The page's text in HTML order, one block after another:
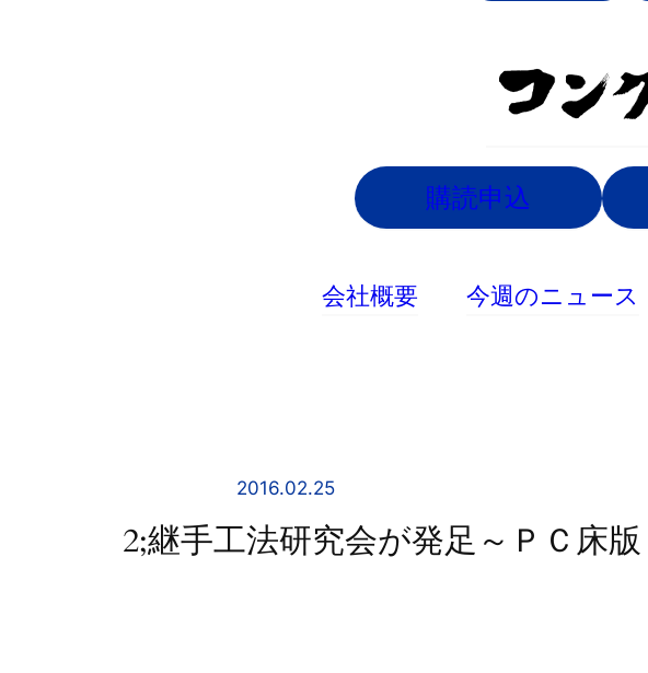
購読申込
会社概要 今週のニュース
2016.02.25
2;継手工法研究会が発足～ＰＣ床版